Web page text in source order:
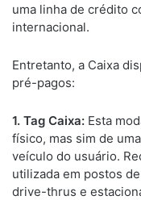
uma linha de crédito
internacional.
Entretanto, a Caixa
pré-pagos:
1. Tag Caixa: Esta
físico, mas sim de
veículo do usuário.
utilizada em postos
drive-thrus e